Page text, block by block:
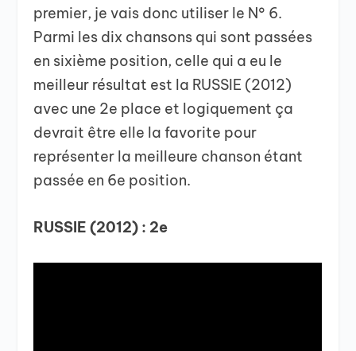
premier, je vais donc utiliser le N° 6.
Parmi les dix chansons qui sont passées
en sixième position, celle qui a eu le
meilleur résultat est la RUSSIE (2012)
avec une 2e place et logiquement ça
devrait être elle la favorite pour
représenter la meilleure chanson étant
passée en 6e position.
RUSSIE (2012) : 2e